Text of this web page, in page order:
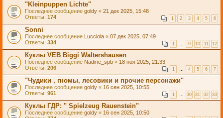
"Kleinpuppen Lichte"
Последнее сообщение goldy « 21 дек 2025, 15:48
Ответы: 174 1 2 3 4 5 6
Sonni
Последнее сообщение Lucciola « 07 дек 2025, 07:49
Ответы: 334 1 … 9 10 11 12
Куклы VEB Biggi Waltershausen
Последнее сообщение Nadine_spb « 18 ноя 2025, 21:33
Ответы: 206 1 … 4 5 6 7
"Чудики , гномы, лесовики и прочие персонажи"
Последнее сообщение goldy « 16 сен 2025, 10:55
Ответы: 961 1 … 30 31 32 33
Куклы ГДР: " Spielzeug Rauenstein"
Последнее сообщение goldy « 16 сен 2025, 10:50